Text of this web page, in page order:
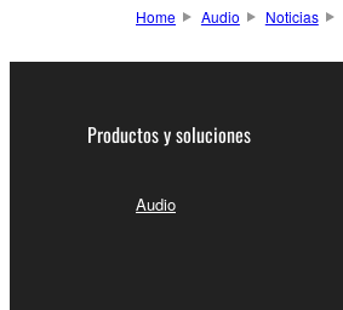
Home Audio Noticias
Productos y soluciones
Audio